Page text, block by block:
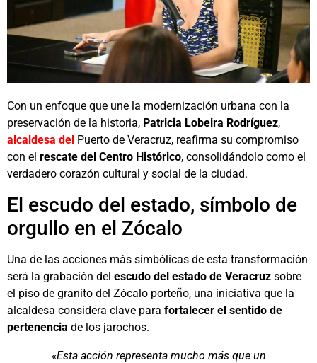
Con un enfoque que une la modernización urbana con la
preservación de la historia, Patricia Lobeira Rodríguez,
alcaldesa del Puerto de Veracruz, reafirma su compromiso
con el rescate del Centro Histórico, consolidándolo como el
verdadero corazón cultural y social de la ciudad.
El escudo del estado, símbolo de
orgullo en el Zócalo
Una de las acciones más simbólicas de esta transformación
será la grabación del escudo del estado de Veracruz sobre
el piso de granito del Zócalo porteño, una iniciativa que la
alcaldesa considera clave para fortalecer el sentido de
pertenencia de los jarochos.
«Esta acción representa mucho más que un